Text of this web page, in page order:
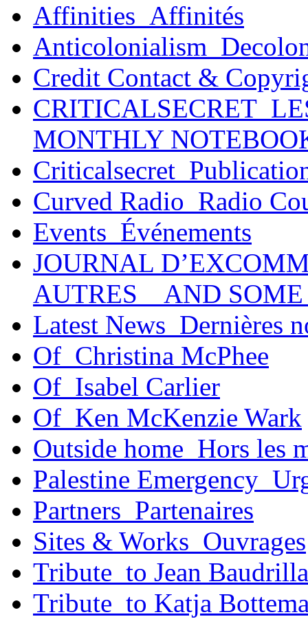
Affinities_Affinités
Credit Contact &
MONTHLY
Curved Radio_Radio
Events_Événements
JOURNAL
AUTRES _ AND
Latest News_Dernières
Of_Christina McPhee
Of_Isabel Carlier
Of_Ken McKenzie Wark
Outside home_Hors les
Palestine
Partners_Partenaires
Sites & Works_Ouvrages
Tribute_to Jean
Tribute_to Katja